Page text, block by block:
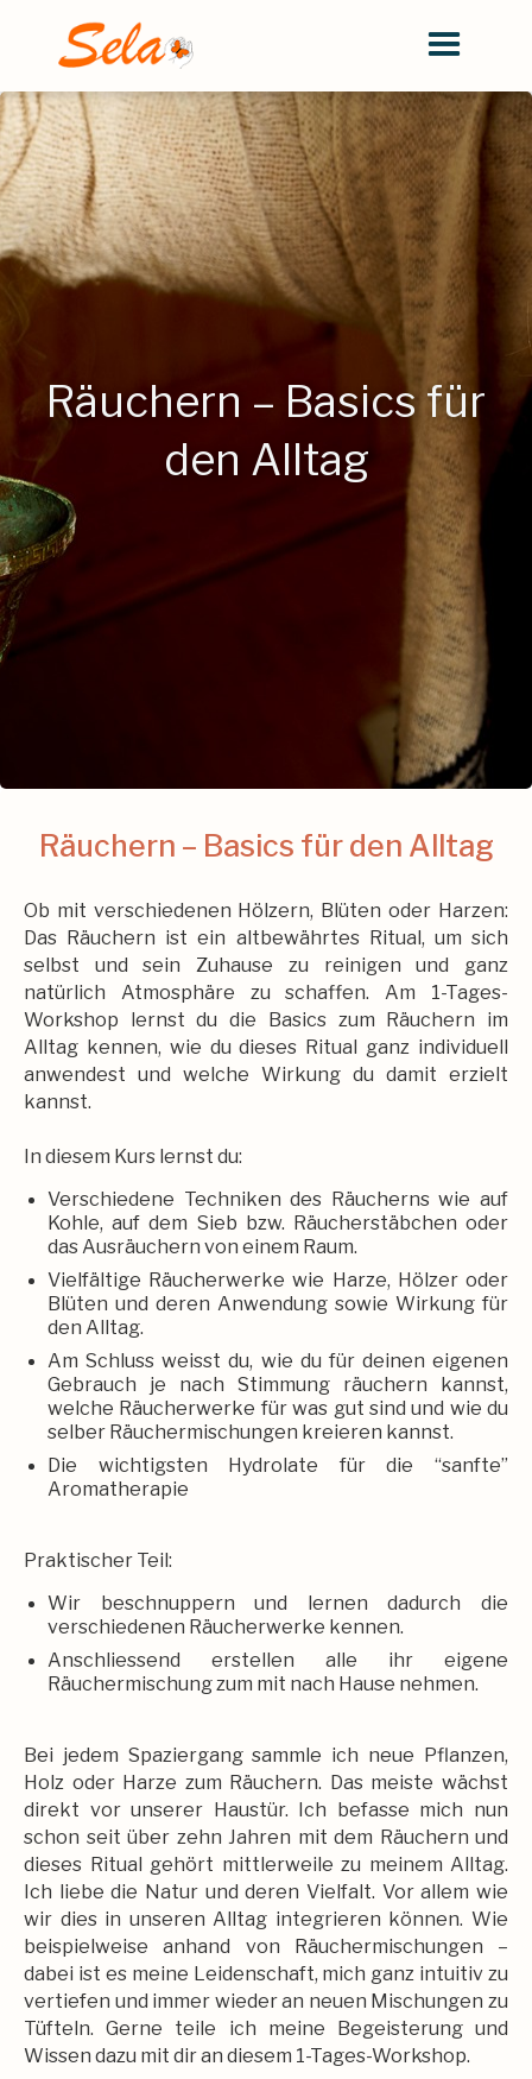
Räuchern – Basics für
den Alltag
Räuchern – Basics für den Alltag
Ob mit verschiedenen Hölzern, Blüten oder Harzen:
Das Räuchern ist ein altbewährtes Ritual, um sich
selbst und sein Zuhause zu reinigen und ganz
natürlich Atmosphäre zu schaffen. Am 1-Tages-
Workshop lernst du die Basics zum Räuchern im
Alltag kennen, wie du dieses Ritual ganz individuell
anwendest und welche Wirkung du damit erzielt
kannst.
In diesem Kurs lernst du:
Verschiedene Techniken des Räucherns wie auf
Kohle, auf dem Sieb bzw. Räucherstäbchen oder
das Ausräuchern von einem Raum.
Vielfältige Räucherwerke wie Harze, Hölzer oder
Blüten und deren Anwendung sowie Wirkung für
den Alltag.
Am Schluss weisst du, wie du für deinen eigenen
Gebrauch je nach Stimmung räuchern kannst,
welche Räucherwerke für was gut sind und wie du
selber Räuchermischungen kreieren kannst.
Die wichtigsten Hydrolate für die “sanfte”
Aromatherapie
Praktischer Teil:
Wir beschnuppern und lernen dadurch die
verschiedenen Räucherwerke kennen.
Anschliessend erstellen alle ihr eigene
Räuchermischung zum mit nach Hause nehmen.
Bei jedem Spaziergang sammle ich neue Pflanzen,
Holz oder Harze zum Räuchern. Das meiste wächst
direkt vor unserer Haustür. Ich befasse mich nun
schon seit über zehn Jahren mit dem Räuchern und
dieses Ritual gehört mittlerweile zu meinem Alltag.
Ich liebe die Natur und deren Vielfalt. Vor allem wie
wir dies in unseren Alltag integrieren können. Wie
beispielweise anhand von Räuchermischungen –
dabei ist es meine Leidenschaft, mich ganz intuitiv zu
vertiefen und immer wieder an neuen Mischungen zu
Tüfteln. Gerne teile ich meine Begeisterung und
Wissen dazu mit dir an diesem 1-Tages-Workshop.